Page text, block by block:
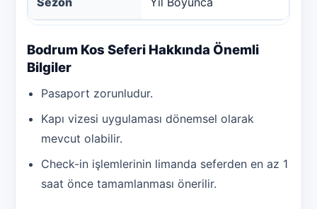
Bodrum Kos Seferi Hakkında Önemli
Bilgiler
Pasaport zorunludur.
Kapı vizesi uygulaması dönemsel olarak
mevcut olabilir.
Check-in işlemlerinin limanda seferden en az 1
saat önce tamamlanması önerilir.